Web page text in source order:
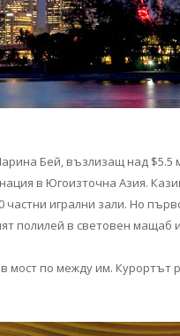
Бей, възлизащ над $5.5
в Югоизточна Азия.
частни игрални зали. Но
полилей в световен мащаб
мост по между им.